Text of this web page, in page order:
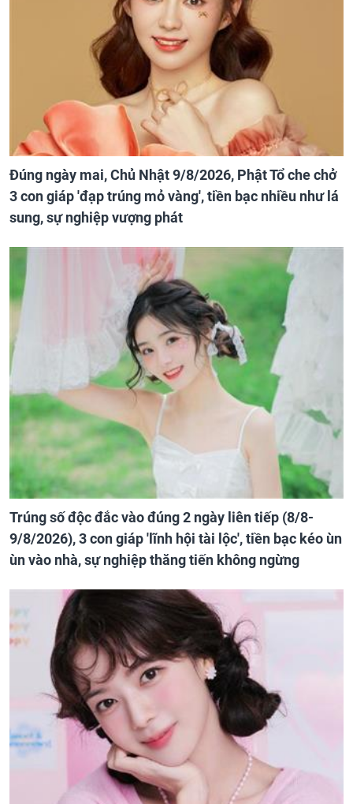
Đúng ngày mai, Chủ Nhật 9/8/2026, Phật Tổ che chở
3 con giáp 'đạp trúng mỏ vàng', tiền bạc nhiều như lá
sung, sự nghiệp vượng phát
Trúng số độc đắc vào đúng 2 ngày liên tiếp (8/8-
9/8/2026), 3 con giáp 'lĩnh hội tài lộc', tiền bạc kéo ùn
ùn vào nhà, sự nghiệp thăng tiến không ngừng